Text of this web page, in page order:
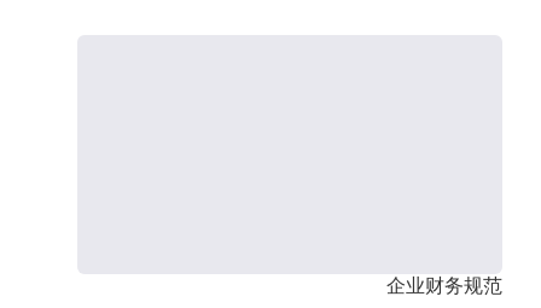
企业财务规范